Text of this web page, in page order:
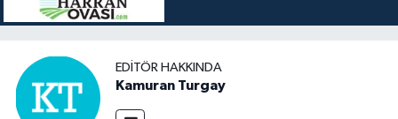
EDITÖR HAKKINDA
Kamuran Turgay